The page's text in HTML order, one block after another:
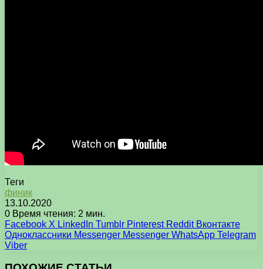
Теги
финик
13.10.2020
0 Время чтения: 2 мин.
Facebook X LinkedIn Tumblr Pinterest Reddit Вконтакте
Одноклассники Messenger Messenger WhatsApp Telegram
Viber